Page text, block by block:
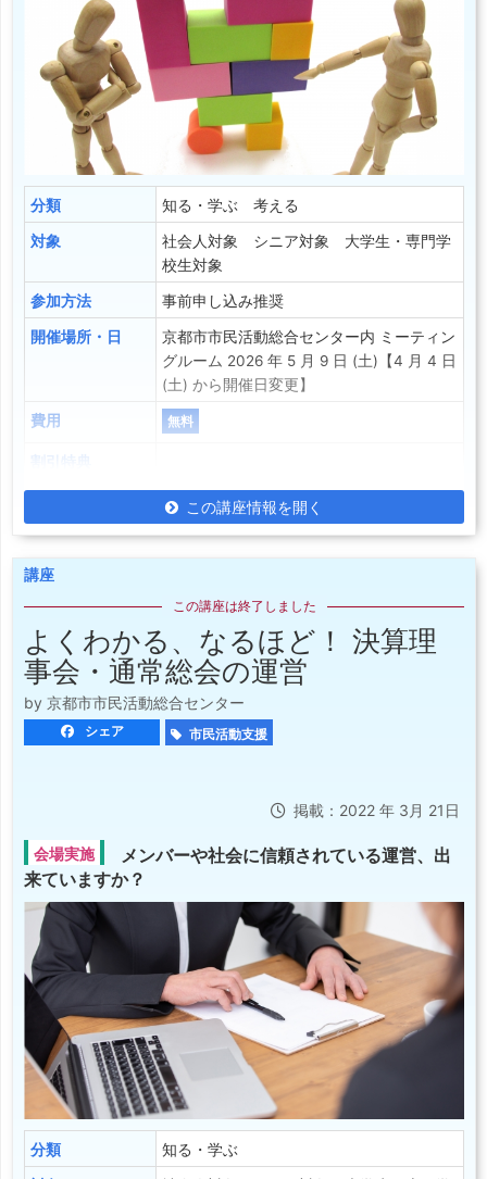
分類 知る・学ぶ 考える
対象
社会人対象 シニア対象 大学生・専門学
校生対象
参加方法 事前申し込み推奨
開催場所・日
京都市市民活動総合センター内 ミーティン
グルーム 2026 年 5 月 9 日 (土)【4 月 4 日
(土) から開催日変更】
費用 無料
この講座情報を開く
講座
この講座は終了しました
よくわかる、なるほど！ 決算理
事会・通常総会の運営
by 京都市市民活動総合センター
シェア 市民活動支援
掲載：2022 年 3月 21日
会場実施
メンバーや社会に信頼されている運営、出
来ていますか？
分類 知る・学ぶ